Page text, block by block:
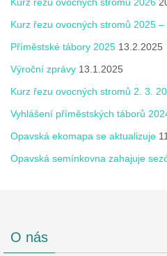
Kurz řezu ovocných stromů 2025
Příměstské tábory 2025 13.2.2025
Výroční zprávy 13.1.2025
Kurz řezu ovocných stromů 2. 3.
Vyhlášení příměstských táborů
Opavská ekomapa se aktualizuje
Opavská semínkovna zahajuje
O nás